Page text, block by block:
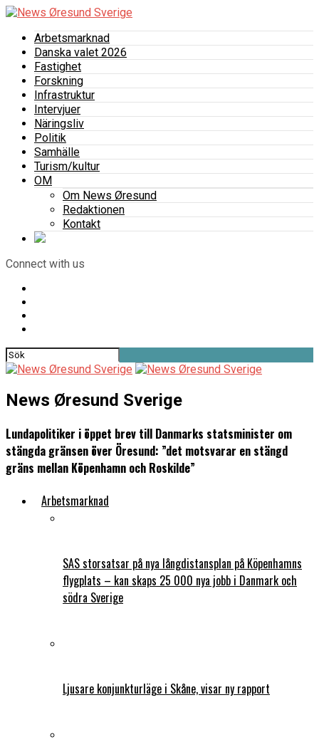
Arbetsmarknad
Danska valet 2026
Fastighet
Forskning
Infrastruktur
Intervjuer
Näringsliv
Politik
Samhälle
Turism/kultur
OM
Om News Øresund
Redaktionen
Kontakt
Connect with us
News Øresund Sverige
Lundapolitiker i öppet brev till Danmarks statsminister om
stängda gränsen över Öresund: ”det motsvarar en stängd
gräns mellan Köpenhamn och Roskilde”
Arbetsmarknad
SAS storsatsar på nya långdistansplan på Köpenhamns
flygplats – kan skaps 25 000 nya jobb i Danmark och
södra Sverige
Ljusare konjunkturläge i Skåne, visar ny rapport